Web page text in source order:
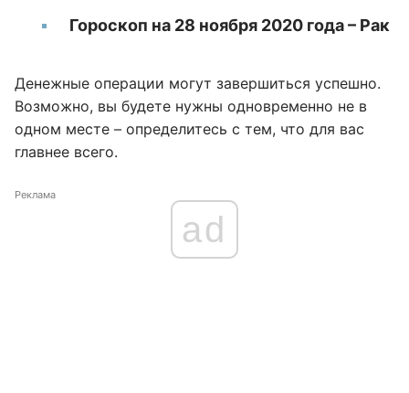
Гороскоп на 28 ноября 2020 года – Рак
Денежные операции могут завершиться успешно.
Возможно, вы будете нужны одновременно не в
одном месте – определитесь с тем, что для вас
главнее всего.
Реклама
ad